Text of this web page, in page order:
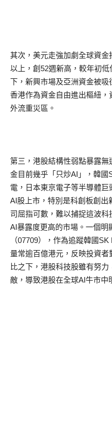
其次，美元走強加劇全球資
以上，創52週新高，較年初
下，新興市場及亞洲資金被吸
香港作為資金自由進出樞紐
外流重災區。
第三，港股結構性弱點暴露
金目前幾乎「只炒AI」，韓
電，日本東京電子等半導體
AI股上市，特別是科創板創
司屈指可數，難以捕捉這波
AI暴露度更高的市場。一個明
（07709），作為追蹤韓國
量常逾百億港元，反映投資
比之下，港股科技股雖有努
敵，導致港股在全球AI牛市中